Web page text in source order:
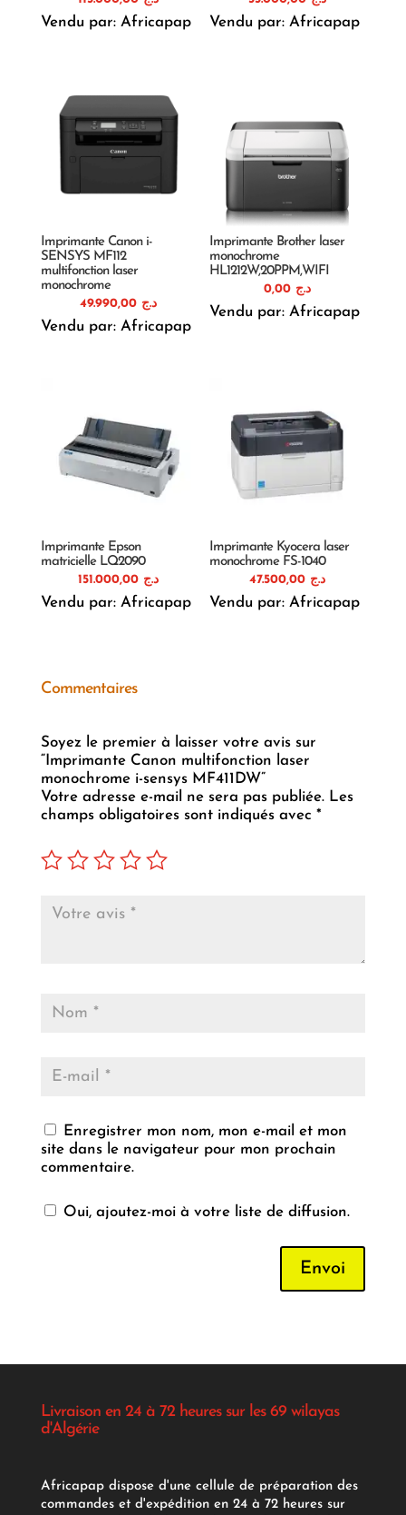
Vendu par: Africapap Vendu par: Africapap
Imprimante Canon i-
SENSYS MF112
multifonction laser
monochrome
د.ج
Vendu par: Africapap
Imprimante Brother laser
monochrome
HL1212W,20PPM,WIFI
د.ج
Vendu par: Africapap
Imprimante Epson
matricielle LQ2090
د.ج
Vendu par: Africapap
Imprimante Kyocera laser
monochrome FS-1040
د.ج
Vendu par: Africapap
Commentaires
Soyez le premier à laisser votre avis sur
“Imprimante Canon multifonction laser
monochrome i-sensys MF411DW”
Votre adresse e-mail ne sera pas publiée. Les
champs obligatoires sont indiqués avec *
Enregistrer mon nom, mon e-mail et mon
site dans le navigateur pour mon prochain
commentaire.
Oui, ajoutez-moi à votre liste de diffusion.
Envoi
Livraison en 24 à 72 heures sur les 69 wilayas
d'Algérie
Africapap dispose d'une cellule de préparation des
commandes et d'expédition en 24 à 72 heures sur